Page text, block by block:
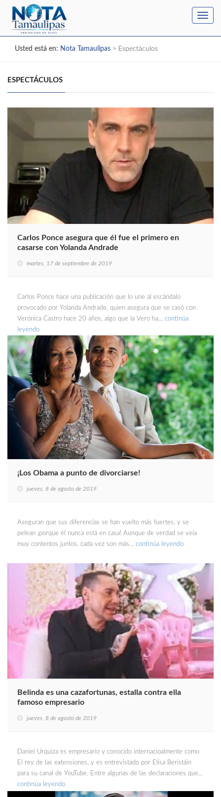
Usted está en: Nota Tamaulipas > Espectáculos
ESPECTÁCULOS
Carlos Ponce asegura que él fue el primero en
casarse con Yolanda Andrade
martes, 17 de septiembre de 2019
Carlos Ponce hace una publicación que lo une al escándalo
provocado por Yolanda Andrade, quien asegura que se casó con
Verónica Castro hace 20 años, algo que la Vero ha… continúa
leyendo
¡Los Obama a punto de divorciarse!
jueves, 8 de agosto de 2019
Aseguran que sus diferencias se han vuelto más fuertes, y se
pelean ¡porque él nunca está en casa! Aunque de verdad se veía
muy contentos juntos, cada vez son más… continúa leyendo
Belinda es una cazafortunas, estalla contra ella
famoso empresario
jueves, 8 de agosto de 2019
Daniel Urquiza es empresario y conocido internacioalmente como
El rey de las extensiones, y es entrevistado por Elisa Beristáin
para su canal de YouTube. Entre algunas de las declaraciones que…
continúa leyendo